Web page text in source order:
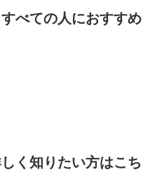
べての人におすすめ
く知りたい方はこち